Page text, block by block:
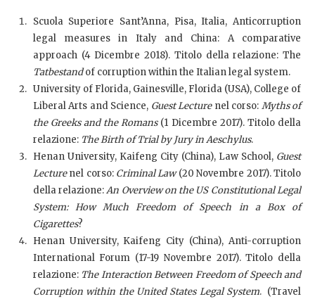
Scuola Superiore Sant’Anna, Pisa, Italia, Anticorruption
legal measures in Italy and China: A comparative
approach (4 Dicembre 2018). Titolo della relazione: The
Tatbestandof corruption within the Italian legal system.
University of Florida, Gainesville, Florida (USA), College of
Liberal Arts and Science, Guest Lecture nel corso: Myths of
the Greeks and the Romans (1 Dicembre 2017). Titolo della
relazione: The Birth of Trial by Jury in Aeschylus.
Henan University, Kaifeng City (China), Law School, Guest
Lecturenel corso: Criminal Law(20 Novembre 2017). Titolo
della relazione:An Overview on the US Constitutional Legal
System: How Much Freedom of Speech in a Box of
Cigarettes?
Henan University, Kaifeng City (China), Anti-corruption
International Forum (17-19 Novembre 2017). Titolo della
relazione: The Interaction Between Freedom of Speech and
Corruption within the United States Legal System. (Travel